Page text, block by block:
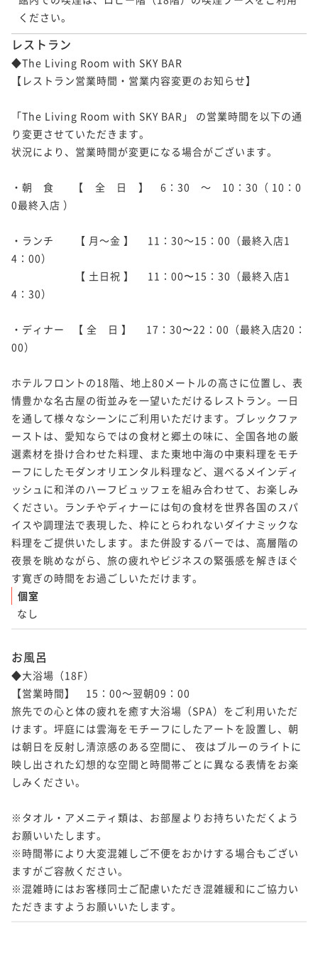
ください。
レストラン
◆The Living Room with SKY BAR
【レストラン営業時間・営業内容変更のお知らせ】
「The Living Room with SKY BAR」 の営業時間を以下の通
り変更させていただきます。
状況により、営業時間が変更になる場合がございます。
・朝　食　   【    全　日    】    6：30　～　10：30（ 10：0
0最終入店 ）
・ランチ　　【 月～金 】　 11：30～15：00（最終入店1
4：00）
【 土日祝 】　 11：00〜15：30（最終入店1
4：30）
・ディナー   【 全　日 】     17：30〜22：00（最終入店20：
00）
ホテルフロントの18階、地上80メートルの高さに位置し、表
情豊かな名古屋の街並みを一望いただけるレストラン。一日
を通して様々なシーンにご利用いただけます。ブレックファ
ーストは、愛知ならではの食材と郷土の味に、全国各地の厳
選素材を掛け合わせた料理、また東地中海の中東料理をモチ
ーフにしたモダンオリエンタル料理など、選べるメインディ
ッシュに和洋のハーフビュッフェを組み合わせて、お楽しみ
ください。ランチやディナーには旬の食材を世界各国のスパ
イスや調理法で表現した、枠にとらわれないダイナミックな
料理をご提供いたします。また併設するバーでは、高層階の
夜景を眺めながら、旅の疲れやビジネスの緊張感を解きほぐ
す寛ぎの時間をお過ごしいただけます。
個室
なし
お風呂
◆大浴場（18F）
【営業時間】　15：00～翌朝09：00
旅先での心と体の疲れを癒す大浴場（SPA）をご利用いただ
けます。坪庭には雲海をモチーフにしたアートを設置し、朝
は朝日を反射し清涼感のある空間に、 夜はブルーのライトに
映し出された幻想的な空間と時間帯ごとに異なる表情をお楽
しみください。
※タオル・アメニティ類は、お部屋よりお持ちいただくよう
お願いいたします。
※時間帯により大変混雑しご不便をおかけする場合もござい
ますがご容赦ください。
※混雑時にはお客様同士ご配慮いただき混雑緩和にご協力い
ただきますようお願いいたします。